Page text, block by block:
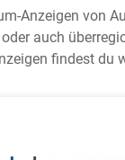
Anzeigen von
auch
findest du